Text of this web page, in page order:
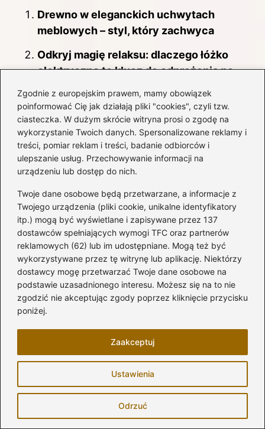
Zgodnie z europejskim prawem, mamy obowiązek
poinformować Cię jak działają pliki "cookies", czyli tzw.
ciasteczka. W dużym skrócie witryna prosi o zgodę na
wykorzystanie Twoich danych. Spersonalizowane reklamy i
treści, pomiar reklam i treści, badanie odbiorców i
ulepszanie usług. Przechowywanie informacji na
urządzeniu lub dostęp do nich.
Twoje dane osobowe będą przetwarzane, a informacje z
Twojego urządzenia (pliki cookie, unikalne identyfikatory
itp.) mogą być wyświetlane i zapisywane przez 137
dostawców spełniających wymogi TFC oraz partnerów
reklamowych (62) lub im udostępniane. Mogą też być
wykorzystywane przez tę witrynę lub aplikację. Niektórzy
dostawcy mogę przetwarzać Twoje dane osobowe na
podstawie uzasadnionego interesu. Możesz się na to nie
zgodzić nie akceptując zgody poprzez kliknięcie przycisku
poniżej.
Ustawienia
Odrzuć
Zaakceptuj
Drewno w eleganckich uchwytach
meblowych – styl, który zachwyca
Odkryj magię relaksu: dlaczego łóżko
elektryczne to klucz do odprężenia po
Sekrety skutecznej pielęgnacji: Jak
prawidłowo olejować blat drewniany?
Jak znaleźć idealny fotel do gabinetu
psychologa, który sprzyja komfortowi i
Stół kamienia do kawy – odkryj najlepsze
propozycje na rynku
Odkryj Magię Spotkań: Dlaczego Stół Na
14 Osób To Kluczowy Element Twojej
Przestrzeni
Stylowy regal z rurek hydraulicznych –
Mała kanapa z funkcją spania – klucz do
optymalizacji przestrzeni w małym
Elegancja w Twojej jadalni: Czy
drewniany stół rozkładany dębowy to